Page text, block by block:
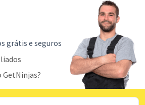
grátis e seguros
GetNinjas?